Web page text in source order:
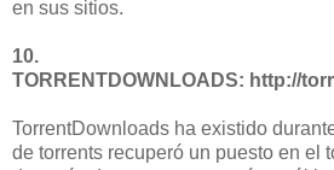
en sus sitios.
10.
TORRENTDOWNLOADS: http://
TorrentDownloads ha existido
de torrents recuperó un puesto en el